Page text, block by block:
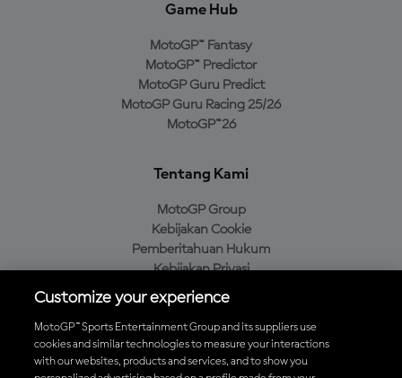
Game Hub
MotoGP™ Fantasy
MotoGP™ Predictor
MotoGP Guru Predict
MotoGP Guru Racing 25/26
MotoGP™26
Tentang Kami
MotoGP Group
Kebijakan Cookie
Pemberitahuan Hukum
Kebijakan Privasi
Kebijakan Pembelian
Unduh Aplikasi Resmi MotoGP™
Customize your experience
MotoGP™ Sports Entertainment Group and its suppliers use
cookies and similar technologies to measure your interactions
with our websites, products and services, and to show you